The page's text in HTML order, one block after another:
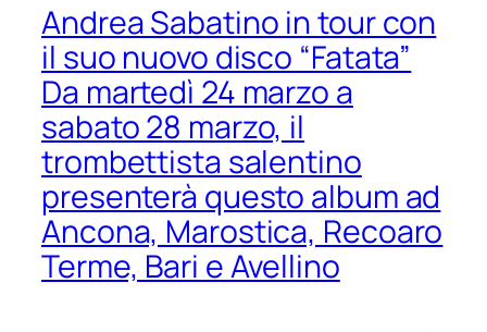
Andrea Sabatino in tour con
il suo nuovo disco “Fatata”
Da martedì 24 marzo a
sabato 28 marzo, il
trombettista salentino
presenterà questo album ad
Ancona, Marostica, Recoaro
Terme, Bari e Avellino